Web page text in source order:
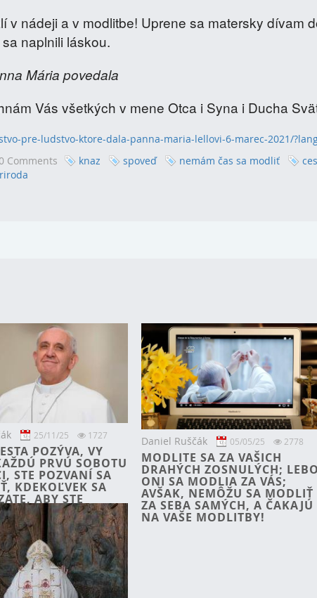
v nádeji a v modlitbe! Uprene sa matersky dívam
naplnili láskou.
Mária povedala
Vás všetkých v mene Otca i Syna i Ducha
pre-ludstvo-ktore-dala-panna-maria-lellovi-6-marec-2021/
Comments knaz spoveď nemám čas sa modliť
25/11/25 1727
POZÝVA, VY
PRVÚ SOBOTU
STE POZVANÍ SA
KDEKOĽVEK SA
ABY STE
PRÍCHOD.
Daniel Ruščák 05/05/25 2778
MODLITE SA ZA VAŠICH
DRAHÝCH ZOSNULÝCH;
ONI SA MODLIA ZA VÁS;
AVŠAK, NEMÔŽU SA MODLIŤ
ZA SEBA SAMÝCH, A ČAKAJÚ
NA VAŠE MODLITBY!